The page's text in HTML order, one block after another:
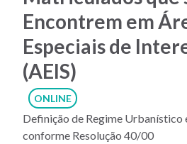
Encontrem em
Especiais de
(AEIS)
ONLINE
Definição de Regime Urbanístico
conforme Resolução 40/00